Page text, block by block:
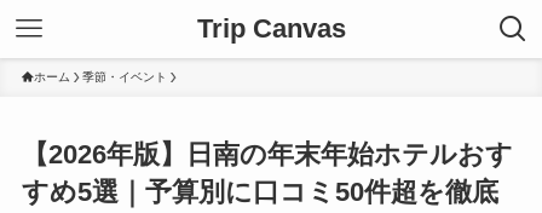
Trip Canvas
ホーム 季節・イベント
【2026年版】日南の年末年始ホテルおす
すめ5選｜予算別に口コミ50件超を徹底